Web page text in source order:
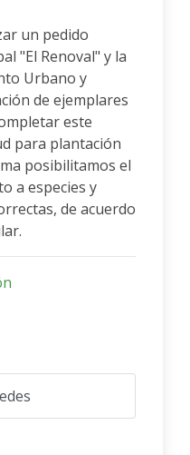
un pedido
"El Renoval" y la
Urbano y
de ejemplares
este
para plantación
posibilitamos el
a especies y
de acuerdo